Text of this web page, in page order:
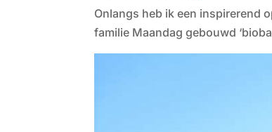
Onlangs heb ik een inspirerend
familie Maandag gebouwd